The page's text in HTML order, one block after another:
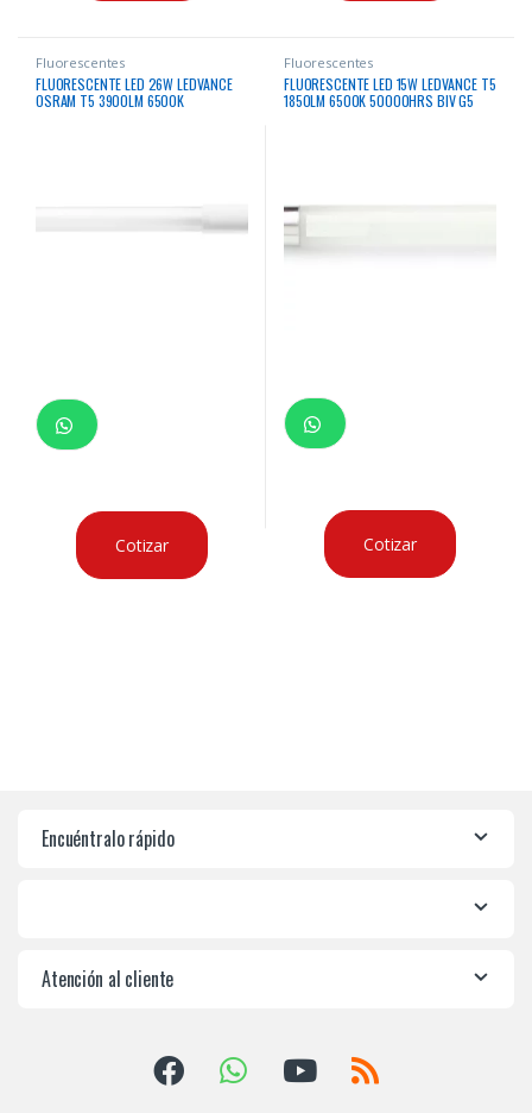
Fluorescentes
FLUORESCENTE LED 26W LEDVANCE
OSRAM T5 3900LM 6500K
Cotizar
Fluorescentes
FLUORESCENTE LED 15W LEDVANCE T5
1850LM 6500K 50000HRS BIV G5
Cotizar
Encuéntralo rápido
Atención al cliente